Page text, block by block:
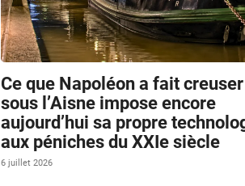
Ce que Napoléon a fait creuser
sous l’Aisne impose encore
aujourd’hui sa propre
aux péniches du XXIe siècle
6 juillet 2026